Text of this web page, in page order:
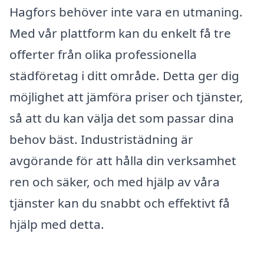
Hagfors behöver inte vara en utmaning.
Med vår plattform kan du enkelt få tre
offerter från olika professionella
städföretag i ditt område. Detta ger dig
möjlighet att jämföra priser och tjänster,
så att du kan välja det som passar dina
behov bäst. Industristädning är
avgörande för att hålla din verksamhet
ren och säker, och med hjälp av våra
tjänster kan du snabbt och effektivt få
hjälp med detta.